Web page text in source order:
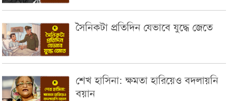
সৈনিকটা প্রতিদিন যেভাবে যুদ্ধে জেতে
শেখ হাসিনা: ক্ষমতা হারিয়েও বদলায়নি
বয়ান